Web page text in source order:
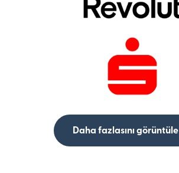
Daha fazlasını görüntüle